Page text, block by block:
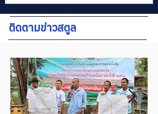
ติดตามข่าวสตูล